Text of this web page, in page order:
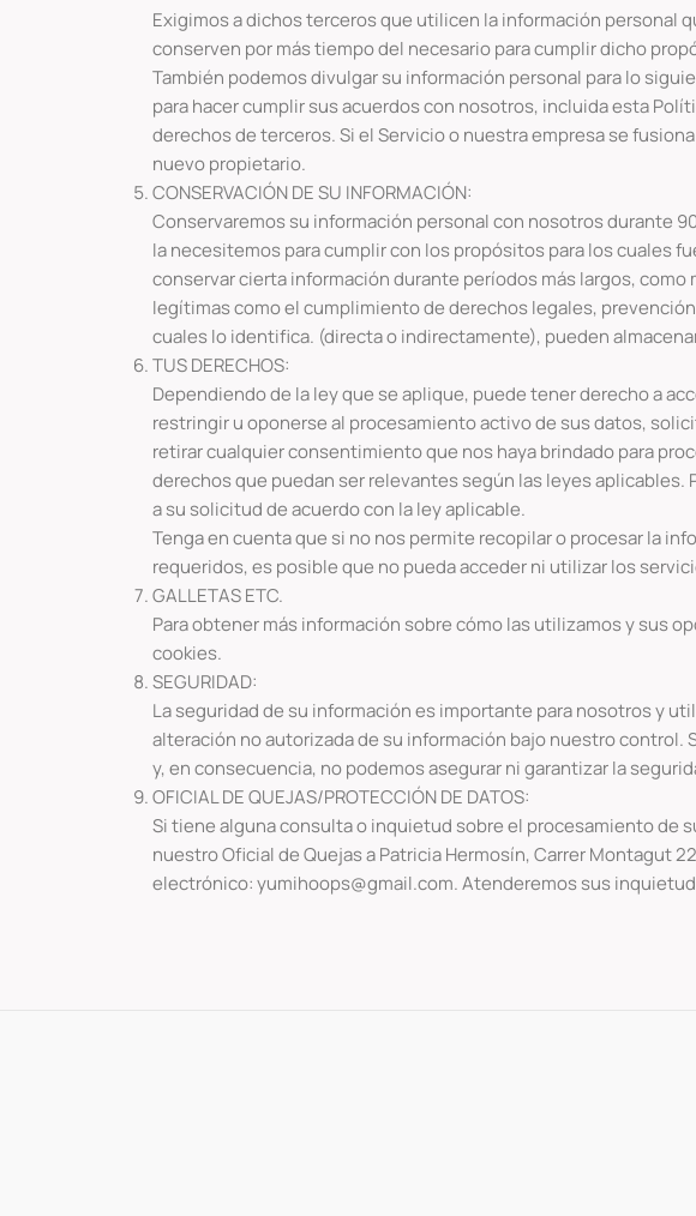
Exigimos a dichos terceros que utilicen la información personal
conserven por más tiempo del necesario para cumplir dicho
También podemos divulgar su información personal para lo
para hacer cumplir sus acuerdos con nosotros, incluida esta
derechos de terceros. Si el Servicio o nuestra empresa se
nuevo propietario.
CONSERVACIÓN DE SU INFORMACIÓN:
Conservaremos su información personal con nosotros durante
la necesitemos para cumplir con los propósitos para los cuales
conservar cierta información durante períodos más largos,
legítimas como el cumplimiento de derechos legales,
cuales lo identifica. (directa o indirectamente), pueden
TUS DERECHOS:
Dependiendo de la ley que se aplique, puede tener derecho a
restringir u oponerse al procesamiento activo de sus datos,
retirar cualquier consentimiento que nos haya brindado para
derechos que puedan ser relevantes según las leyes
a su solicitud de acuerdo con la ley aplicable.
Tenga en cuenta que si no nos permite recopilar o procesar la
requeridos, es posible que no pueda acceder ni utilizar los
GALLETAS ETC.
Para obtener más información sobre cómo las utilizamos y sus
cookies.
SEGURIDAD:
La seguridad de su información es importante para nosotros y
alteración no autorizada de su información bajo nuestro
y, en consecuencia, no podemos asegurar ni garantizar la
OFICIAL DE QUEJAS/PROTECCIÓN DE DATOS:
Si tiene alguna consulta o inquietud sobre el procesamiento de
nuestro Oficial de Quejas a Patricia Hermosín, Carrer Montagut
electrónico: yumihoops@gmail.com. Atenderemos sus